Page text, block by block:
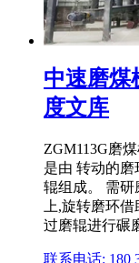
中速磨煤
度文库
ZGM113G磨
是由 转动的
辊组成。 需
上,旋转磨环
过磨辊进行碾
联系电话: 180